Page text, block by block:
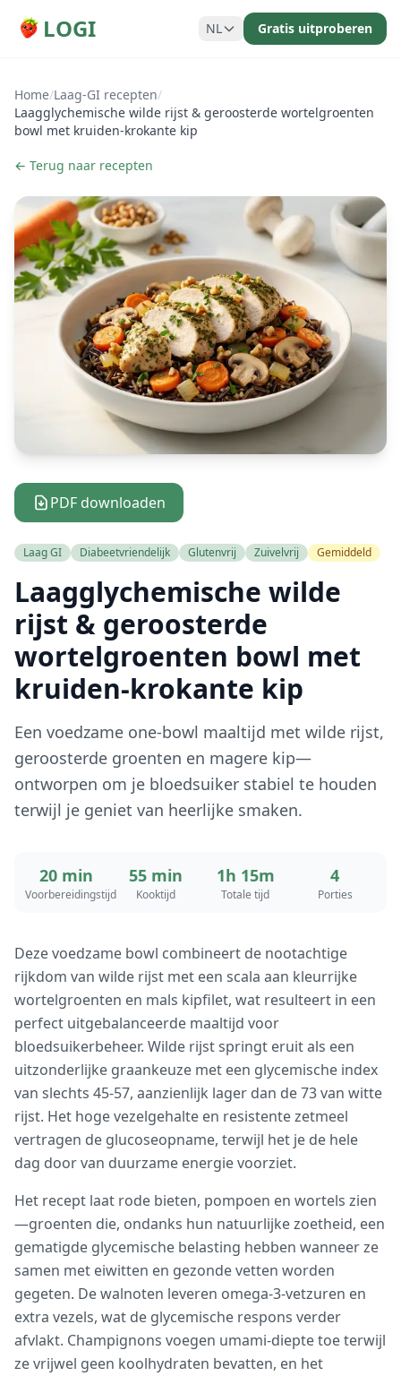
LOGI NL Gratis uitproberen
Home/Laag-GI recepten/
Laagglychemische wilde rijst & geroosterde wortelgroenten
bowl met kruiden-krokante kip
← Terug naar recepten
PDF downloaden
Laag GI Diabeetvriendelijk Glutenvrij Zuivelvrij Gemiddeld
Laagglychemische wilde
rijst & geroosterde
wortelgroenten bowl met
kruiden-krokante kip
Een voedzame one-bowl maaltijd met wilde rijst,
geroosterde groenten en magere kip—
ontworpen om je bloedsuiker stabiel te houden
terwijl je geniet van heerlijke smaken.
20 min
Voorbereidingstijd
55 min
Kooktijd
1h 15m
Totale tijd
4
Porties
Deze voedzame bowl combineert de nootachtige
rijkdom van wilde rijst met een scala aan kleurrijke
wortelgroenten en mals kipfilet, wat resulteert in een
perfect uitgebalanceerde maaltijd voor
bloedsuikerbeheer. Wilde rijst springt eruit als een
uitzonderlijke graankeuze met een glycemische index
van slechts 45-57, aanzienlijk lager dan de 73 van witte
rijst. Het hoge vezelgehalte en resistente zetmeel
vertragen de glucoseopname, terwijl het je de hele
dag door van duurzame energie voorziet.
Het recept laat rode bieten, pompoen en wortels zien
—groenten die, ondanks hun natuurlijke zoetheid, een
gematigde glycemische belasting hebben wanneer ze
samen met eiwitten en gezonde vetten worden
gegeten. De walnoten leveren omega-3-vetzuren en
extra vezels, wat de glycemische respons verder
afvlakt. Champignons voegen umami-diepte toe terwijl
ze vrijwel geen koolhydraten bevatten, en het